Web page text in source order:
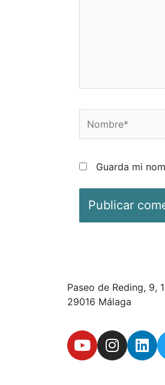
Guarda mi
Paseo de Reding, 9,
29016 Málaga
Y
o
I
n
L
i